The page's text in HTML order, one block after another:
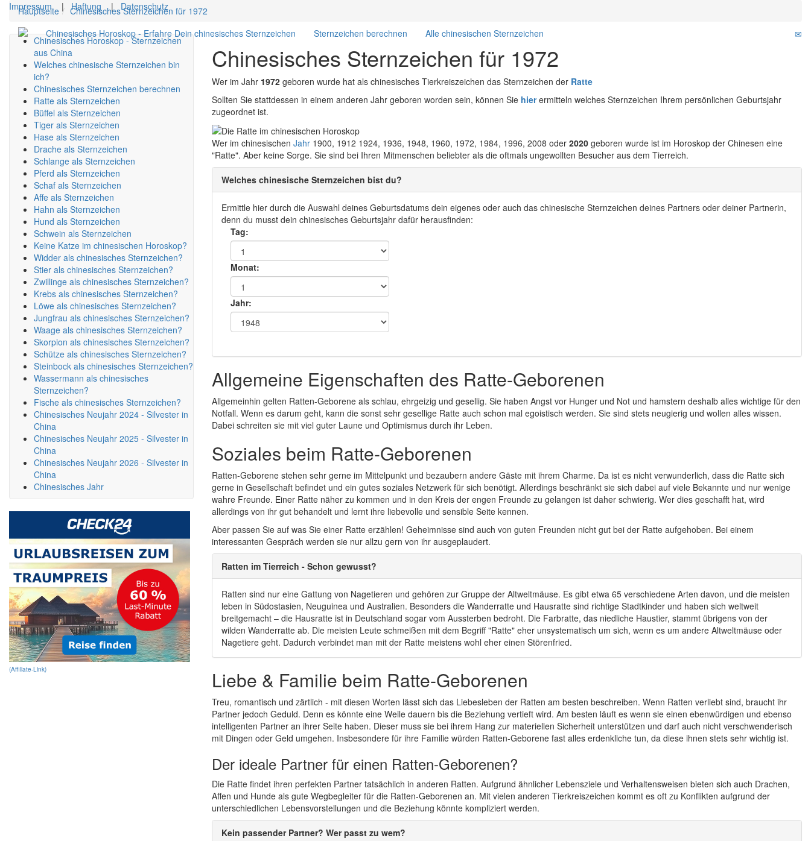
Impressum|Haftung | Datenschutz
Chinesisches Horoskop - Erfahre Dein chinesisches Sternzeichen Sternzeichen berechnen Alle chinesischen Sternzeichen
Hauptseite Chinesisches Sternzeichen für 1972
Chinesisches Horoskop - Sternzeichen
aus China
Welches chinesische Sternzeichen bin
ich?
Chinesisches Sternzeichen berechnen
Ratte als Sternzeichen
Büffel als Sternzeichen
Tiger als Sternzeichen
Hase als Sternzeichen
Drache als Sternzeichen
Schlange als Sternzeichen
Pferd als Sternzeichen
Schaf als Sternzeichen
Affe als Sternzeichen
Hahn als Sternzeichen
Hund als Sternzeichen
Schwein als Sternzeichen
Keine Katze im chinesischen Horoskop?
Widder als chinesisches Sternzeichen?
Stier als chinesisches Sternzeichen?
Zwillinge als chinesisches Sternzeichen?
Krebs als chinesisches Sternzeichen?
Löwe als chinesisches Sternzeichen?
Jungfrau als chinesisches Sternzeichen?
Waage als chinesisches Sternzeichen?
Skorpion als chinesisches Sternzeichen?
Schütze als chinesisches Sternzeichen?
Steinbock als chinesisches Sternzeichen?
Wassermann als chinesisches
Sternzeichen?
Fische als chinesisches Sternzeichen?
Chinesisches Neujahr 2024 - Silvester in
China
Chinesisches Neujahr 2025 - Silvester in
China
Chinesisches Neujahr 2026 - Silvester in
China
Chinesisches Jahr
(Affiliate-Link)
Chinesisches Sternzeichen für 1972
Wer im Jahr 1972 geboren wurde hat als chinesisches Tierkreiszeichen das Sternzeichen der Ratte
Sollten Sie stattdessen in einem anderen Jahr geboren worden sein, können Sie hierermitteln welches Sternzeichen Ihrem persönlichen Geburtsjahr
zugeordnet ist.
Wer im chinesischen Jahr 1900, 1912 1924, 1936, 1948, 1960, 1972, 1984, 1996, 2008 oder 2020 geboren wurde ist im Horoskop der Chinesen eine
"Ratte". Aber keine Sorge. Sie sind bei Ihren Mitmenschen beliebter als die oftmals ungewollten Besucher aus dem Tierreich.
Welches chinesische Sternzeichen bist du?
Ermittle hier durch die Auswahl deines Geburtsdatums dein eigenes oder auch das chinesische Sternzeichen deines Partners oder deiner Partnerin,
denn du musst dein chinesisches Geburtsjahr dafür herausfinden:
Tag:
Monat:
Jahr:
Allgemeine Eigenschaften des Ratte-Geborenen
Allgemeinhin gelten Ratten-Geborene als schlau, ehrgeizig und gesellig. Sie haben Angst vor Hunger und Not und hamstern deshalb alles wichtige für den
Notfall. Wenn es darum geht, kann die sonst sehr gesellige Ratte auch schon mal egoistisch werden. Sie sind stets neugierig und wollen alles wissen.
Dabei schreiten sie mit viel guter Laune und Optimismus durch ihr Leben.
Soziales beim Ratte-Geborenen
Ratten-Geborene stehen sehr gerne im Mittelpunkt und bezaubern andere Gäste mit ihrem Charme. Da ist es nicht verwunderlich, dass die Ratte sich
gerne in Gesellschaft befindet und ein gutes soziales Netzwerk für sich benötigt. Allerdings beschränkt sie sich dabei auf viele Bekannte und nur wenige
wahre Freunde. Einer Ratte näher zu kommen und in den Kreis der engen Freunde zu gelangen ist daher schwierig. Wer dies geschafft hat, wird
allerdings von ihr gut behandelt und lernt ihre liebevolle und sensible Seite kennen.
Aber passen Sie auf was Sie einer Ratte erzählen! Geheimnisse sind auch von guten Freunden nicht gut bei der Ratte aufgehoben. Bei einem
interessanten Gespräch werden sie nur allzu gern von ihr ausgeplaudert.
Ratten im Tierreich - Schon gewusst?
Ratten sind nur eine Gattung von Nagetieren und gehören zur Gruppe der Altweltmäuse. Es gibt etwa 65 verschiedene Arten davon, und die meisten
leben in Südostasien, Neuguinea und Australien. Besonders die Wanderratte und Hausratte sind richtige Stadtkinder und haben sich weltweit
breitgemacht – die Hausratte ist in Deutschland sogar vom Aussterben bedroht. Die Farbratte, das niedliche Haustier, stammt übrigens von der
wilden Wanderratte ab. Die meisten Leute schmeißen mit dem Begriff "Ratte" eher unsystematisch um sich, wenn es um andere Altweltmäuse oder
Nagetiere geht. Dadurch verbindet man mit der Ratte meistens wohl eher einen Störenfried.
Liebe & Familie beim Ratte-Geborenen
Treu, romantisch und zärtlich - mit diesen Worten lässt sich das Liebesleben der Ratten am besten beschreiben. Wenn Ratten verliebt sind, braucht ihr
Partner jedoch Geduld. Denn es könnte eine Weile dauern bis die Beziehung vertieft wird. Am besten läuft es wenn sie einen ebenwürdigen und ebenso
intelligenten Partner an ihrer Seite haben. Dieser muss sie bei ihrem Hang zur materiellen Sicherheit unterstützen und darf auch nicht verschwenderisch
mit Dingen oder Geld umgehen. Insbesondere für ihre Familie würden Ratten-Geborene fast alles erdenkliche tun, da diese ihnen stets sehr wichtig ist.
Der ideale Partner für einen Ratten-Geborenen?
Die Ratte findet ihren perfekten Partner tatsächlich in anderen Ratten. Aufgrund ähnlicher Lebensziele und Verhaltensweisen bieten sich auch Drachen,
Affen und Hunde als gute Wegbegleiter für die Ratten-Geborenen an. Mit vielen anderen Tierkreiszeichen kommt es oft zu Konflikten aufgrund der
unterschiedlichen Lebensvorstellungen und die Beziehung könnte kompliziert werden.
Kein passender Partner? Wer passt zu wem?